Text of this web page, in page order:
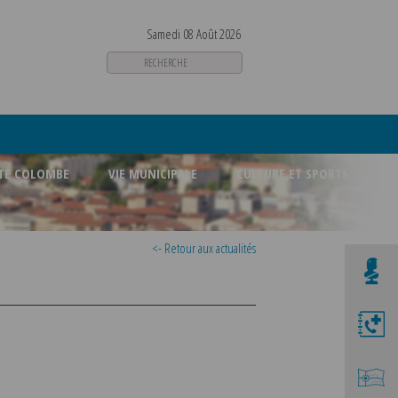
Samedi 08 Août 2026
COLOMBE VIE MUNICIPALE CULTURE ET SPORTS
<- Retour aux actualités